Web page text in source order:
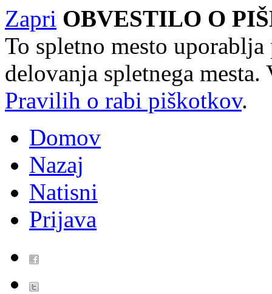
Zapri OBVESTILO O
To spletno mesto uporablja
delovanja spletnega
Pravilih o rabi piškotkov.
Domov
Nazaj
Natisni
Prijava